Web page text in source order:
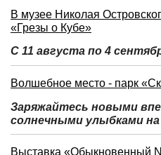
В музее Николая
«Грезы о Кубе»
С 11 августа по 4
Волшебное место - парк
Заряжайтесь новыми
солнечными улыбками на
Выставка «Обыкновенный